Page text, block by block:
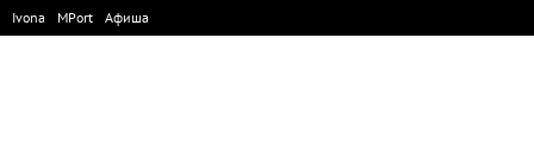
Ivona MPort Афиша